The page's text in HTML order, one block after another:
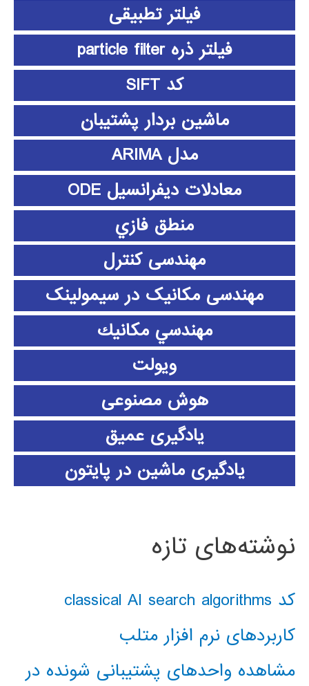
فیلتر تطبیقی
فیلتر ذره particle filter
کد SIFT
ماشین بردار پشتیبان
مدل ARIMA
معادلات دیفرانسیل ODE
منطق فازي
مهندسی کنترل
مهندسی مکانیک در سیمولینک
مهندسي مكانيك
ویولت
هوش مصنوعی
یادگیری عمیق
یادگیری ماشین در پایتون
نوشته‌های تازه
کد classical AI search algorithms
کاربردهای نرم افزار متلب
مشاهده واحدهای پشتیبانی شونده در